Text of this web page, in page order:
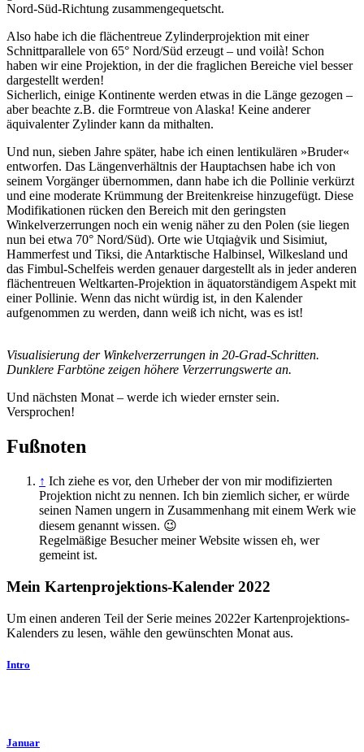
Nord-Süd-Richtung zusammengequetscht.
Also habe ich die flächentreue Zylinderprojektion mit einer
Schnittparallele von 65° Nord/Süd erzeugt – und voilà! Schon
haben wir eine Projektion, in der die fraglichen Bereiche viel besser
dargestellt werden!
Sicherlich, einige Kontinente werden etwas in die Länge gezogen –
aber beachte z.B. die Formtreue von Alaska! Keine anderer
äquivalenter Zylinder kann da mithalten.
Und nun, sieben Jahre später, habe ich einen lentikulären »Bruder«
entworfen. Das Längenverhältnis der Hauptachsen habe ich von
seinem Vorgänger übernommen, dann habe ich die Pollinie verkürzt
und eine moderate Krümmung der Breitenkreise hinzugefügt. Diese
Modifikationen rücken den Bereich mit den geringsten
Winkelverzerrungen noch ein wenig näher zu den Polen (sie liegen
nun bei etwa 70° Nord/Süd). Orte wie Utqiaġvik und Sisimiut,
Hammerfest und Tiksi, die Antarktische Halbinsel, Wilkesland und
das Fimbul-Schelfeis werden genauer dargestellt als in jeder anderen
flächentreuen Weltkarten-Projektion in äquatorständigem Aspekt mit
einer Pollinie. Wenn das nicht würdig ist, in den Kalender
aufgenommen zu werden, dann weiß ich nicht, was es ist!
Visualisierung der Winkelverzerrungen in 20-Grad-Schritten.
Dunklere Farbtöne zeigen höhere Verzerrungswerte an.
Und nächsten Monat – werde ich wieder ernster sein.
Versprochen!
Fußnoten
↑ Ich ziehe es vor, den Urheber der von mir modifizierten
Projektion nicht zu nennen. Ich bin ziemlich sicher, er würde
seinen Namen ungern in Zusammenhang mit einem Werk wie
diesem genannt wissen. 😉
Regelmäßige Besucher meiner Website wissen eh, wer
gemeint ist.
Mein Kartenprojektions-Kalender 2022
Um einen anderen Teil der Serie meines 2022er Kartenprojektions-
Kalenders zu lesen, wähle den gewünschten Monat aus.
Intro
Januar